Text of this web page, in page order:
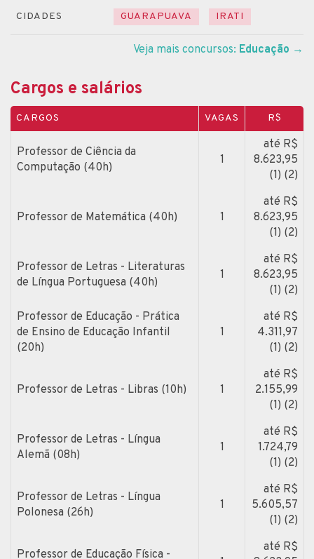
CIDADES GUARAPUAVA IRATI
Veja mais concursos: Educação →
Cargos e salários
CARGOS VAGAS R$
Professor de Ciência da
Computação (40h)
1
até R$
8.623,95
(1) (2)
Professor de Matemática (40h) 1
até R$
8.623,95
(1) (2)
Professor de Letras - Literaturas
de Língua Portuguesa (40h)
1
até R$
8.623,95
(1) (2)
Professor de Educação - Prática
de Ensino de Educação Infantil
(20h)
1
até R$
4.311,97
(1) (2)
Professor de Letras - Libras (10h) 1
até R$
2.155,99
(1) (2)
Professor de Letras - Língua
Alemã (08h)
1
até R$
1.724,79
(1) (2)
Professor de Letras - Língua
Polonesa (26h)
1
até R$
5.605,57
(1) (2)
Professor de Educação Física -
até R$